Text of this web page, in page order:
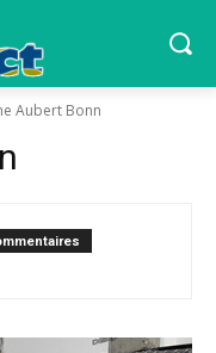
Aubert Bonn